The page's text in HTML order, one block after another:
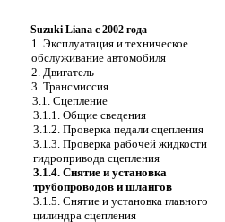
Suzuki Liana с 2002 года
1. Эксплуатация и техническое
обслуживание автомобиля
2. Двигатель
3. Трансмиссия
3.1. Сцепление
3.1.1. Общие сведения
3.1.2. Проверка педали сцепления
3.1.3. Проверка рабочей жидкости
гидропривода сцепления
3.1.4. Снятие и установка
трубопроводов и шлангов
3.1.5. Снятие и установка главного
цилиндра сцепления